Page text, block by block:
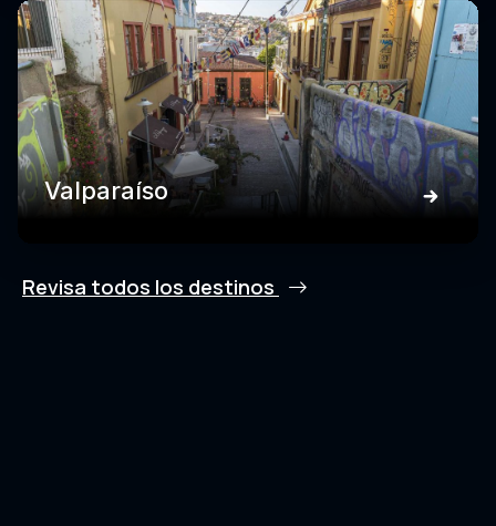
Valparaíso
Revisa todos los destinos